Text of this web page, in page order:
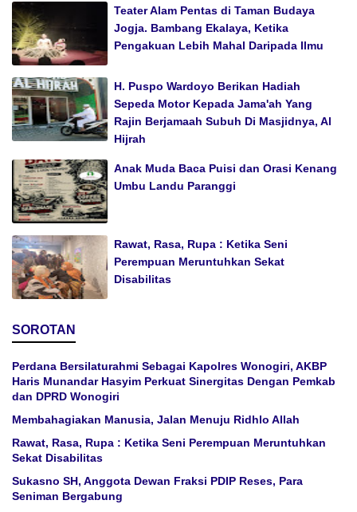
Teater Alam Pentas di Taman Budaya
Jogja. Bambang Ekalaya, Ketika
Pengakuan Lebih Mahal Daripada Ilmu
H. Puspo Wardoyo Berikan Hadiah
Sepeda Motor Kepada Jama'ah Yang
Rajin Berjamaah Subuh Di Masjidnya, Al
Hijrah
Anak Muda Baca Puisi dan Orasi Kenang
Umbu Landu Paranggi
Rawat, Rasa, Rupa : Ketika Seni
Perempuan Meruntuhkan Sekat
Disabilitas
SOROTAN
Perdana Bersilaturahmi Sebagai Kapolres Wonogiri, AKBP
Haris Munandar Hasyim Perkuat Sinergitas Dengan Pemkab
dan DPRD Wonogiri
Membahagiakan Manusia, Jalan Menuju Ridhlo Allah
Rawat, Rasa, Rupa : Ketika Seni Perempuan Meruntuhkan
Sekat Disabilitas
Sukasno SH, Anggota Dewan Fraksi PDIP Reses, Para
Seniman Bergabung